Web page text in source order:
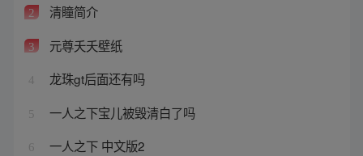
2 清瞳简介
3 元尊夭夭壁纸
4 龙珠gt后面还有吗
5 一人之下宝儿被毁清白了吗
6 一人之下 中文版2